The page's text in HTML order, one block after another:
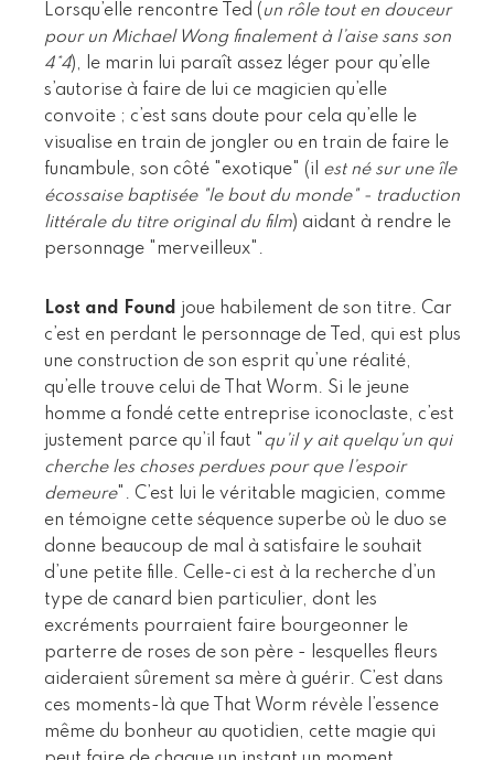
Lorsqu’elle rencontre Ted ( un rôle tout en douceur
pour un Michael Wong finalement à l’aise sans son
4*4), le marin lui paraît assez léger pour qu’elle
s’autorise à faire de lui ce magicien qu’elle
convoite ; c’est sans doute pour cela qu’elle le
visualise en train de jongler ou en train de faire le
funambule, son côté "exotique" (il est né sur une île
écossaise baptisée "le bout du monde" - traduction
littérale du titre original du film) aidant à rendre le
personnage "merveilleux".
Lost and Found joue habilement de son titre. Car
c’est en perdant le personnage de Ted, qui est plus
une construction de son esprit qu’une réalité,
qu’elle trouve celui de That Worm. Si le jeune
homme a fondé cette entreprise iconoclaste, c’est
justement parce qu’il faut " qu’il y ait quelqu’un qui
cherche les choses perdues pour que l’espoir
demeure". C’est lui le véritable magicien, comme
en témoigne cette séquence superbe où le duo se
donne beaucoup de mal à satisfaire le souhait
d’une petite fille. Celle-ci est à la recherche d’un
type de canard bien particulier, dont les
excréments pourraient faire bourgeonner le
parterre de roses de son père - lesquelles fleurs
aideraient sûrement sa mère à guérir. C’est dans
ces moments-là que That Worm révèle l’essence
même du bonheur au quotidien, cette magie qui